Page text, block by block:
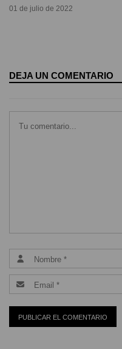
01 de julio de 2022
DEJA UN COMENTARIO